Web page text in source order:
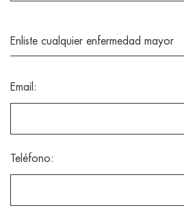
Enliste cualquier enfermedad mayor
Email:
Teléfono: